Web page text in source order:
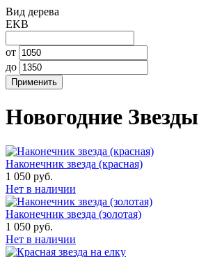
Вид дерева
EKB
от
до
Новогодние Звезды
Наконечник звезда (красная)
1 050 руб.
Нет в наличии
Наконечник звезда (золотая)
1 050 руб.
Нет в наличии